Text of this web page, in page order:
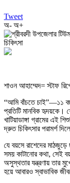
Tweet
অ- অ+
শাওন আহাম্মেদ= স্টাফ
“আমি বাঁচতে চাই”—১১
প্রতিটি মানবিক হৃদয়কে।
খাটিয়াডাঙ্গা গ্রামের এই
দ্রুত চিকিৎসার পরামর্শ
যে বয়সে রাশেদের
সময় কাটানোর কথা, সেই
অসুস্থতার যন্ত্রণায় তার
হয়ে আবারও স্বাভাবিক